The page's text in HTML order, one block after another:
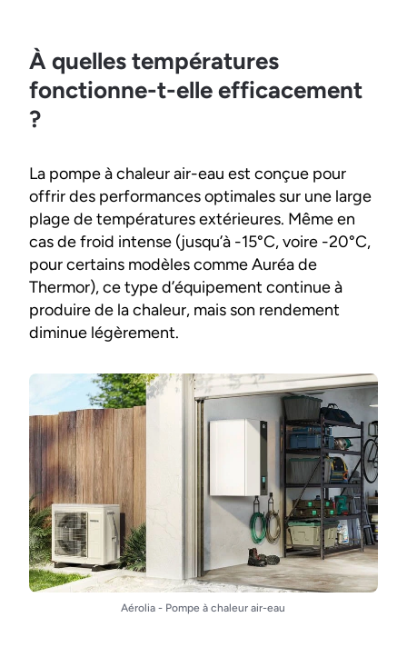
À quelles températures
fonctionne-t-elle efficacement
?
La pompe à chaleur air-eau est conçue pour
offrir des performances optimales sur une large
plage de températures extérieures. Même en
cas de froid intense (jusqu’à -15°C, voire -20°C,
pour certains modèles comme Auréa de
Thermor), ce type d’équipement continue à
produire de la chaleur, mais son rendement
diminue légèrement.
Aérolia - Pompe à chaleur air-eau